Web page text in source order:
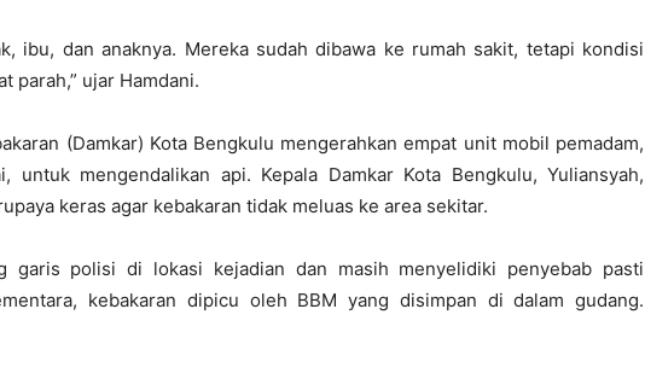
ibu, dan anaknya. Mereka sudah dibawa ke rumah sakit, tetapi kondisi
parah,” ujar Hamdani.
(Damkar) Kota Bengkulu mengerahkan empat unit mobil pemadam,
untuk mengendalikan api. Kepala Damkar Kota Bengkulu, Yuliansyah,
keras agar kebakaran tidak meluas ke area sekitar.
garis polisi di lokasi kejadian dan masih menyelidiki penyebab pasti
kebakaran dipicu oleh BBM yang disimpan di dalam gudang.